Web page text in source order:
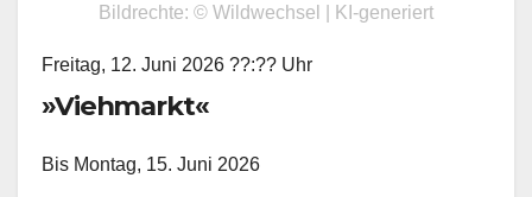
Bildrechte: © Wildwechsel | KI-generiert
Freitag, 12. Juni 2026 ??:?? Uhr
»Viehmarkt«
Bis Montag, 15. Juni 2026